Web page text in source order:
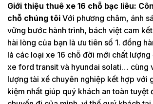
Giới thiệu thuê xe 16 chỗ bạc liêu:
chỗ chúng tôi Với phương châm, ánh
vững bước hành trình, bách việt cam
hài lòng của bạn là ưu tiên số 1. đồng
là các loại xe 16 chỗ đời mới chất lượng
xe ford transit và hyundai solati… cùng
lượng tài xế chuyên nghiệp kết hợp với
kiệm nhất giúp quý khách an toàn tuyệt